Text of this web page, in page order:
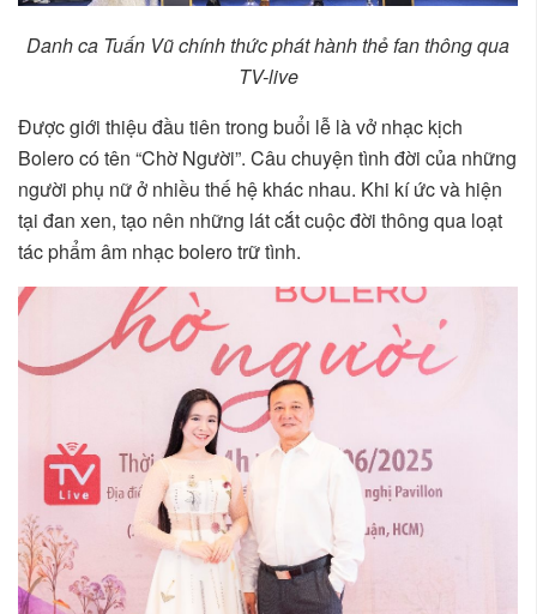
Danh ca Tuấn Vũ chính thức phát hành thẻ fan thông qua
TV-live
Được giới thiệu đầu tiên trong buổi lễ là vở nhạc kịch
Bolero có tên “Chờ Người”. Câu chuyện tình đời của những
người phụ nữ ở nhiều thế hệ khác nhau. Khi kí ức và hiện
tại đan xen, tạo nên những lát cắt cuộc đời thông qua loạt
tác phẩm âm nhạc bolero trữ tình.